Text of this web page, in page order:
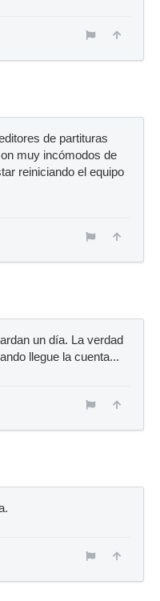
de partituras
muy incómodos de
reiniciando el equipo
un día. La verdad
llegue la cuenta...